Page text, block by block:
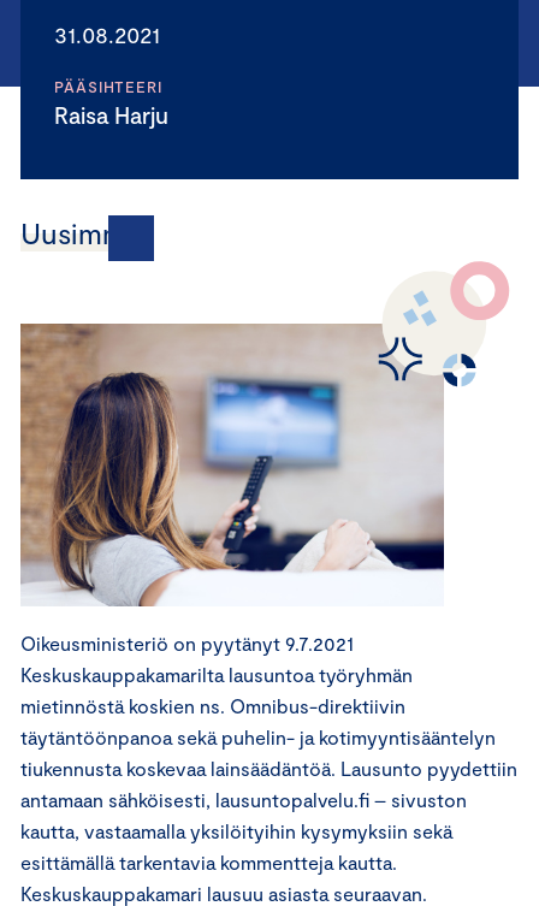
31.08.2021
PÄÄSIHTEERI
Raisa Harju
Uusimmat
Oikeusministeriö on pyytänyt 9.7.2021
Keskuskauppakamarilta lausuntoa työryhmän
mietinnöstä koskien ns. Omnibus-direktiivin
täytäntöönpanoa sekä puhelin- ja kotimyyntisääntelyn
tiukennusta koskevaa lainsäädäntöä. Lausunto pyydettiin
antamaan sähköisesti, lausuntopalvelu.fi – sivuston
kautta, vastaamalla yksilöityihin kysymyksiin sekä
esittämällä tarkentavia kommentteja kautta.
Keskuskauppakamari lausuu asiasta seuraavan.